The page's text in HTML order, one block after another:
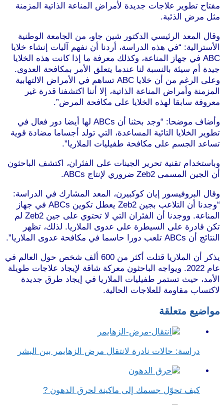
مفتاح تطوير علاجات جديدة لأمراض المناعة الذاتية المزمنة
مثل مرض الذئبة.
وقال المعد الرئيسي الدكتور شين جاو، من الجامعة الوطنية
الأسترالية: “في هذه الدراسة، أردنا أن نفهم آليات إنشاء خلايا
ABC في جهاز المناعة، وكذلك معرفة ما إذا كانت هذه الخلايا
جيدة أم سيئة بالنسبة لنا عندما يتعلق الأمر بمكافحة العدوى.
وعلى الرغم من أن خلايا ABC تساهم في الأمراض الالتهابية
المزمنة وأمراض المناعة الذاتية، إلا أننا اكتشفنا قدرة غير
معروفة سابقا لهذه الخلايا على مكافحة المرض”.
وأضاف موضحا: “وجد بحثنا أن ABCs لها أيضا دور فعال في
تطوير الخلايا التائية المساعدة، التي تولد أجساما مضادة قوية
تساعد الجسم على مكافحة طفيليات الملاريا”.
وباستخدام تقنية تحرير الجينات على الفئران، اكتشف الباحثون
أن الجين المسمى Zeb2 ضروري لإنتاج ABCs.
وقال البروفيسور إيان كوكبيرن، المعد المشارك في الدراسة:
“وجدنا أن التلاعب بجين Zeb2 يعطل تكوين ABCs في جهاز
المناعة. ووجدنا أن الفئران التي لا تحتوي على جين Zeb2 لم
تكن قادرة على السيطرة على عدوى الملاريا. لذلك، تظهر
النتائج أن ABCs تلعب دورا حاسما في مكافحة عدوى الملاريا”.
يذكر أن الملاريا قتلت أكثر من 600 ألف شخص حول العالم في
عام 2022. ويواجه الباحثون معركة شاقة لإيجاد علاجات طويلة
الأمد، حيث تستمر طفيليات الملاريا في إيجاد طرق جديدة
لاكتساب مقاومة للعلاجات الحالية.
مواضيع متعلقة
دراسة: حالات نادرة لانتقال مرض الزهايمر بين البشر
كيف تحوّل جسمك إلى ماكينة لحرق الدهون ?